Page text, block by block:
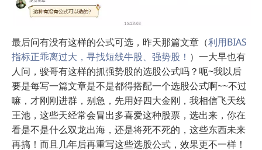
最后问有没有这样的公式可选，昨天那篇文章（利用BIAS
指标正乖离过大，寻找短线牛股、强势股！ ）一大早也有
人问，骏哥有这样的抓强势股的选股公式吗？呃~我以后
要是每写一篇文章是不是都得搭配一个选股公式啊~~不过
嘛，才刚刚进群，别急，先用好四大金刚，我相信飞天线
王池，这些天经常会冒出多喜爱这种股票，选出来，你在
看是不是什么双龙出海，还是将死不死的，这些东西未来
再搞！而且几年后再重写这些选股公式，效果更不一样！